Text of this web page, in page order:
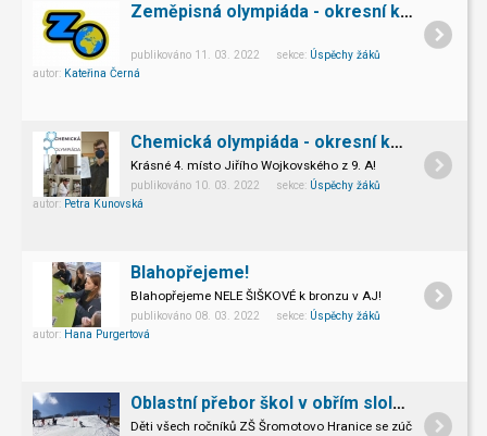
Zeměpisná olympiáda - okresní kolo
publikováno 11. 03. 2022 sekce: Úspěchy žáků
autor: Kateřina Černá
Chemická olympiáda - okresní kolo
Krásné 4. místo Jiřího Wojkovského z 9. A!
publikováno 10. 03. 2022 sekce: Úspěchy žáků
autor: Petra Kunovská
Blahopřejeme!
Blahopřejeme NELE ŠIŠKOVÉ k bronzu v AJ!
publikováno 08. 03. 2022 sekce: Úspěchy žáků
autor: Hana Purgertová
Oblastní přebor škol v obřím slolomu
Děti všech ročníků ZŠ Šromotovo Hranice se zúčastnili